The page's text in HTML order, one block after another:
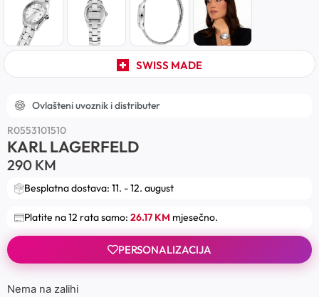
SWISS MADE
Ovlašteni uvoznik i distributer
R0553101510
KARL LAGERFELD
290 KM
Besplatna dostava: 11. - 12. august
Platite na 12 rata samo: 26.17 KM mjesečno.
PERSONALIZACIJA
Nema na zalihi